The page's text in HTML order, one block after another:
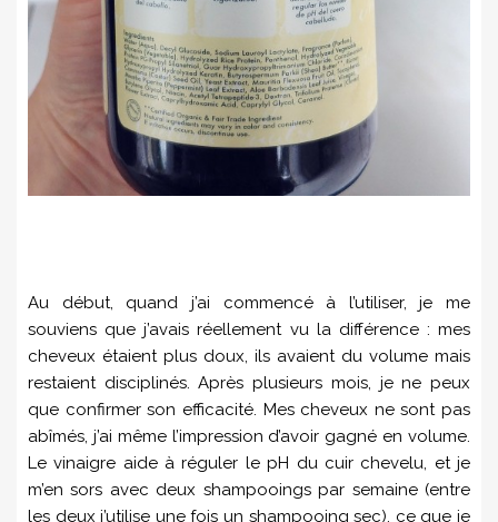
Au début, quand j’ai commencé à l’utiliser, je me
souviens que j’avais réellement vu la différence : mes
cheveux étaient plus doux, ils avaient du volume mais
restaient disciplinés. Après plusieurs mois, je ne peux
que confirmer son efficacité. Mes cheveux ne sont pas
abîmés, j’ai même l’impression d’avoir gagné en volume.
Le vinaigre aide à réguler le pH du cuir chevelu, et je
m’en sors avec deux shampooings par semaine (entre
les deux j’utilise une fois un shampooing sec), ce que je